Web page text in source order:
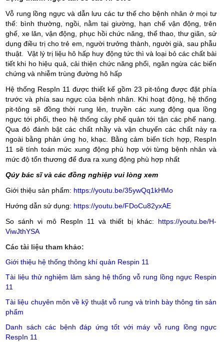
Vỗ rung lồng ngực và dẫn lưu các tư thếcho bệnh nhân ở mọi tư
thế: bình thường, ngồi, nằm tại giường, hạn chế vận động, trên
ghế, xe lăn, vận động, phục hồi chức năng, thể thao, thư giãn, sử
dụng điều trị cho trẻ em, người trưởng thành, người già, sau phẫu
thuật.Vật lý trị liệu hô hấp huy động tức thì và loại bỏ các chất bài
tiết khi ho hiệu quả, cải thiện chức năng phổi, ngăn ngừa các biến
chứng và nhiễm trùng đường hô hấp
Hệ thống RespIn 11 được thiết kế gồm 23 pit-tông được đặt phía
trước và phía sau ngực của bệnh nhân. Khi hoạt động, hệ thống
pit-tông sẽ đồng thời rung lên, truyền các xung động qua lồng
ngực tới phổi, theo hệ thống cây phế quản tới tận các phế nang.
Qua đó đánh bật các chất nhầy và vận chuyển các chất này ra
ngoài bằng phản ứng ho, khạc. Bằng cảm biến tích hợp, RespIn
11 sẽ tính toán mức xung động phù hợp với từng bệnh nhân và
mức độ tổn thương để đưa ra xung động phù hợp nhất
Qúy bác sĩ và các đồng nghiệp vui lòng xem
Giới thiệu sản phẩm: https://youtu.be/35ywQq1kHMo
Hướng dẫn sử dụng: https://youtu.be/FDoCu82yxAE
So sánh vi mô RespIn 11 và thiết bị khác: https://youtu.be/H-
ViwJthYSA
Các tài liệu tham khảo:
Giới thiệu hệ thống thông khí quản Respin 11
Tài liệu thử nghiệm lâm sàng hệ thống vỗ rung lồng ngực Respin
11
Tài liệu chuyên môn về kỹ thuật vỗ rung và trình bày thông tin sản
phẩm
Danh sách các bệnh đáp ứng tốt với máy vỗ rung lồng ngực
RespIn 11